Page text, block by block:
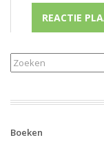
Zoeken
Boeken